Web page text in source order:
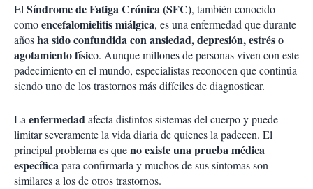
ElSíndrome de Fatiga Crónica (SFC), también conocido
comoencefalomielitis miálgica, es una enfermedad que durante
añosha sido confundida con ansiedad, depresión, estrés o
agotamiento físico. Aunque millones de personas viven con este
padecimiento en el mundo, especialistas reconocen que continúa
siendo uno de los trastornos más difíciles de diagnosticar.
Laenfermedadafecta distintos sistemas del cuerpo y puede
limitar severamente la vida diaria de quienes la padecen. El
principal problema es queno existe una prueba médica
específicapara confirmarla y muchos de sus síntomas son
similares a los de otros trastornos.